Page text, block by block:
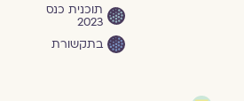
תוכנית כנס
2023
בתקשורת